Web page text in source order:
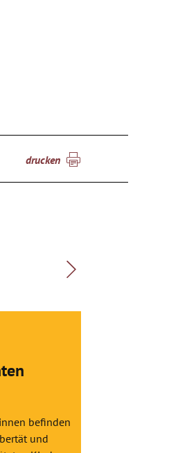
drucken
befinden
und